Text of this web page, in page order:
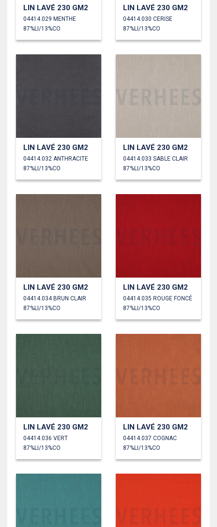
LIN LAVÉ 230 GM2
04414.029 MENTHE
87%LI/13%CO
LIN LAVÉ 230 GM2
04414.030 CERISE
87%LI/13%CO
LIN LAVÉ 230 GM2
04414.032 ANTHRACITE
87%LI/13%CO
LIN LAVÉ 230 GM2
04414.033 SABLE CLAIR
87%LI/13%CO
LIN LAVÉ 230 GM2
04414.034 BRUN CLAIR
87%LI/13%CO
LIN LAVÉ 230 GM2
04414.035 ROUGE FONCÉ
87%LI/13%CO
LIN LAVÉ 230 GM2
04414.036 VERT
87%LI/13%CO
LIN LAVÉ 230 GM2
04414.037 COGNAC
87%LI/13%CO